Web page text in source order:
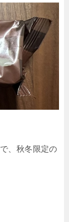
で、秋冬限定の